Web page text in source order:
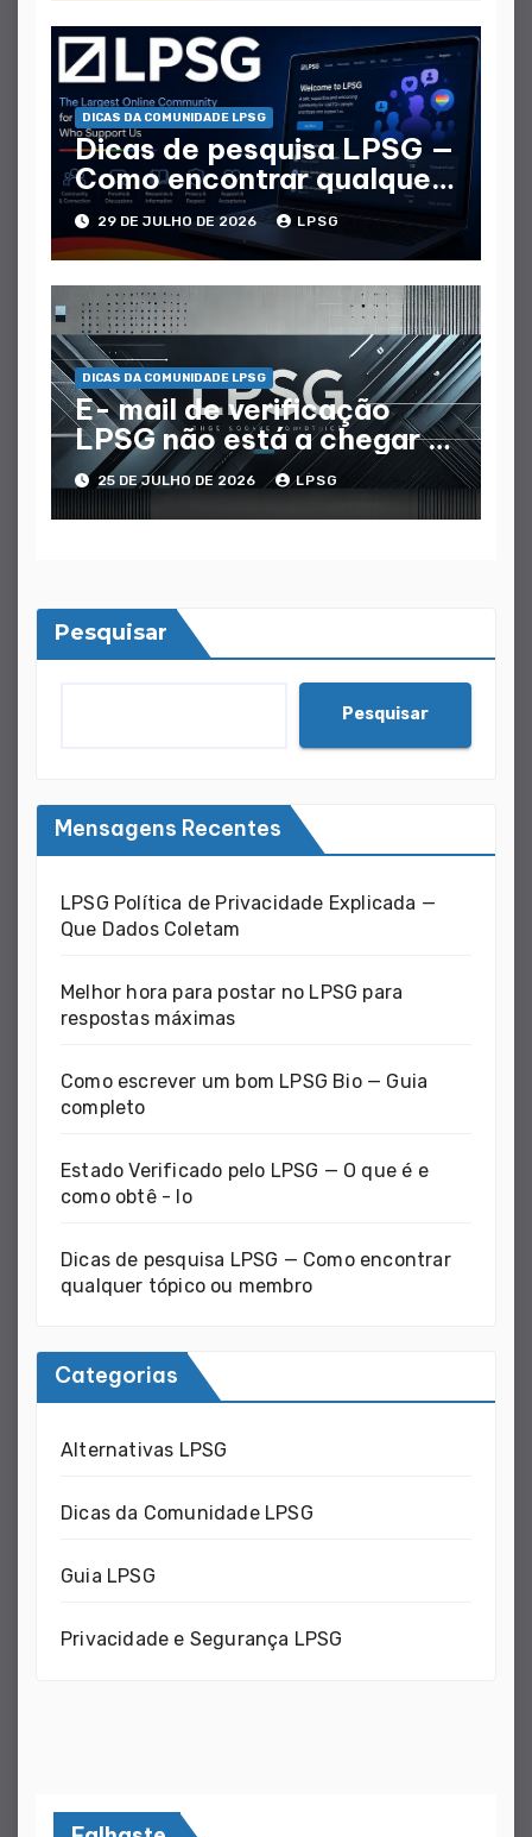
DICAS DA COMUNIDADE LPSG
Dicas de pesquisa LPSG —
Como encontrar qualquer
tópico ou membro
29 DE JULHO DE 2026 LPSG
DICAS DA COMUNIDADE LPSG
E- mail de verificação
LPSG não está a chegar —
Como corrigi-lo
25 DE JULHO DE 2026 LPSG
Pesquisar
Pesquisar
Mensagens Recentes
LPSG Política de Privacidade Explicada —
Que Dados Coletam
Melhor hora para postar no LPSG para
respostas máximas
Como escrever um bom LPSG Bio — Guia
completo
Estado Verificado pelo LPSG — O que é e
como obtê - lo
Dicas de pesquisa LPSG — Como encontrar
qualquer tópico ou membro
Categorias
Alternativas LPSG
Dicas da Comunidade LPSG
Guia LPSG
Privacidade e Segurança LPSG